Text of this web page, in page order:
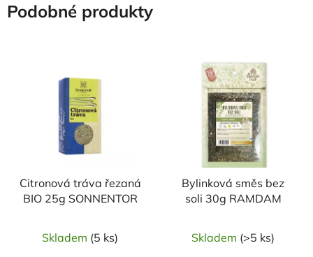
Podobné produkty
Citronová tráva řezaná
BIO 25g SONNENTOR
Skladem (5 ks)
Bylinková směs bez
soli 30g RAMDAM
Skladem (>5 ks)